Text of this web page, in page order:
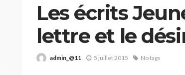
Les écrits
lettre et le
admin_@11 5 juillet 2015 No tags